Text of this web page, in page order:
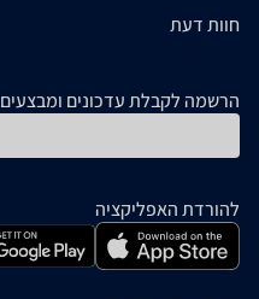
חוות דעת
הרשמה לקבלת עדכונים ומבצעים
להורדת האפליקציה